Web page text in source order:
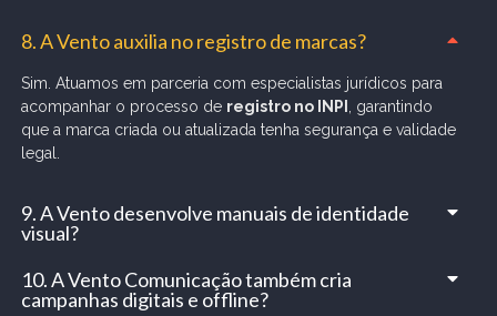
8. A Vento auxilia no registro de marcas?
Sim. Atuamos em parceria com especialistas jurídicos para
acompanhar o processo de registro no INPI , garantindo
que a marca criada ou atualizada tenha segurança e validade
legal.
9. A Vento desenvolve manuais de identidade
visual?
10. A Vento Comunicação também cria
campanhas digitais e offline?